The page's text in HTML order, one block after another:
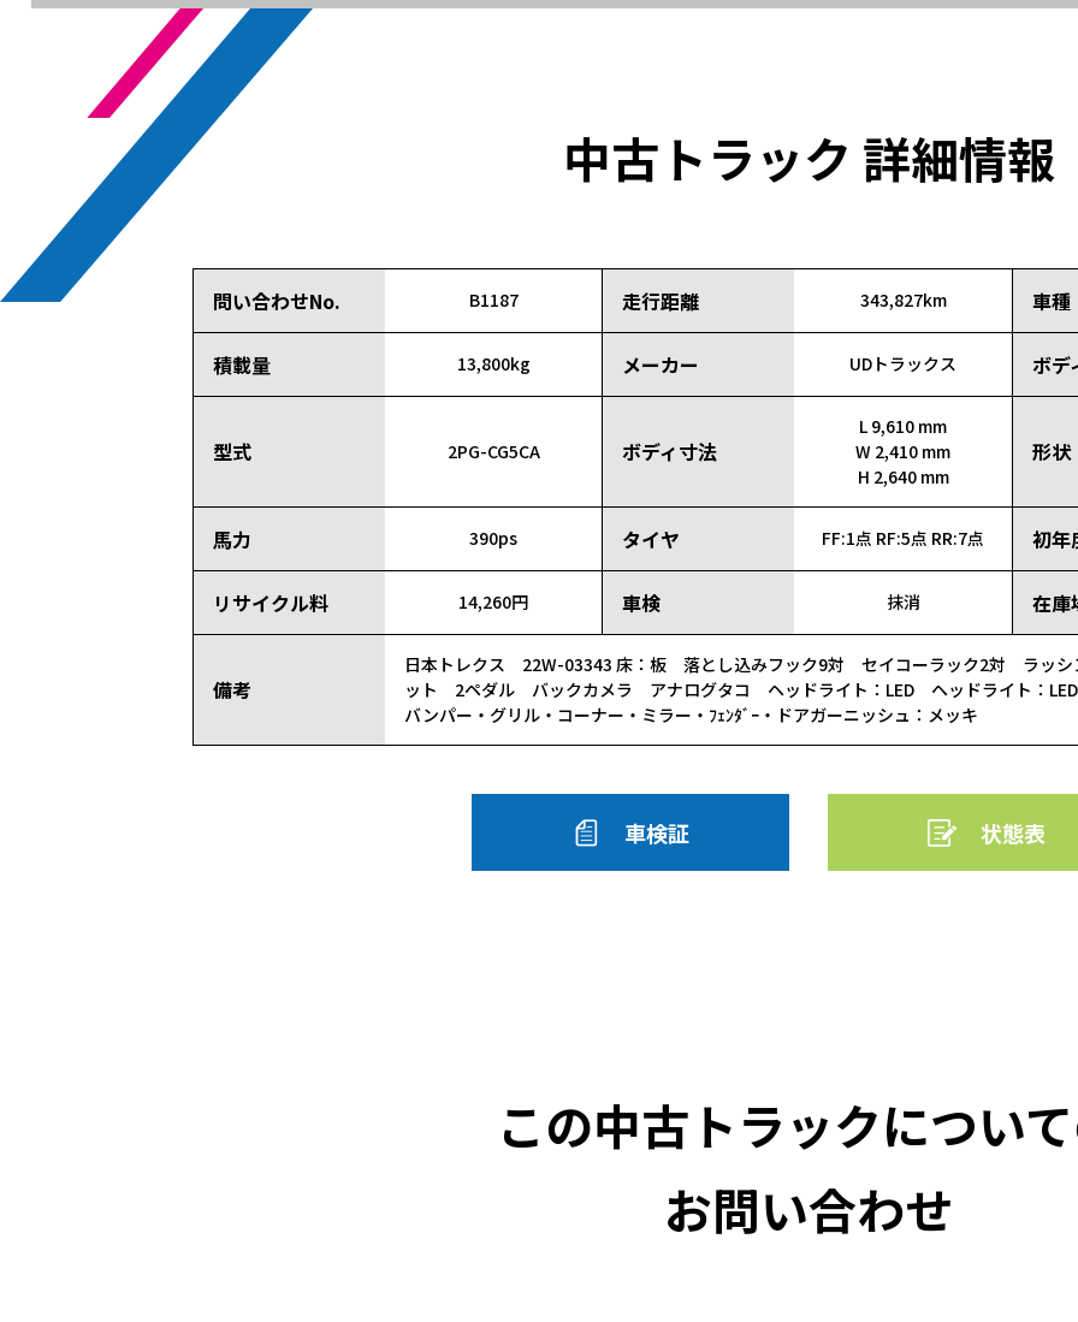
中古トラック 詳細情報
問い合わせNo. B1187 走行距離 343,827km 車種
積載量 13,800kg メーカー UDトラックス ボデ
型式 2PG-CG5CA ボディ寸法
L 9,610 mm
W 2,410 mm
H 2,640 mm
形状
馬力 390ps タイヤ FF:1点 RF:5点 RR:7点 初年
リサイクル料 14,260円 車検 抹消 在庫
備考
日本トレクス 22W-03343 床：板 落とし込みフック9対 セイコーラック2対 ラッ
ット 2ペダル バックカメラ アナログタコ ヘッドライト：LED ヘッドライト：
バンパー・グリル・コーナー・ミラー・ﾌｪﾝﾀﾞｰ・ドアガーニッシュ：メッキ
車検証 状態表
この中古トラックについ
お問い合わせ